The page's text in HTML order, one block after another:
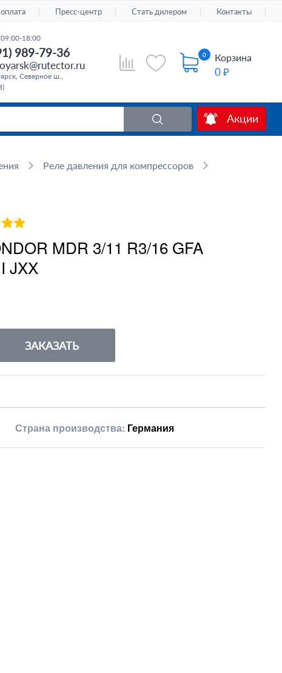
Пресс-центр Стать дилером Контакты
0 Корзина
0 ₽
18:00
989-79-36
Северное ш.,
Акции
Реле давления для компрессоров
MDR 3/11 R3/16 GFA
JXX
ЗАКАЗАТЬ
Страна производства: Германия